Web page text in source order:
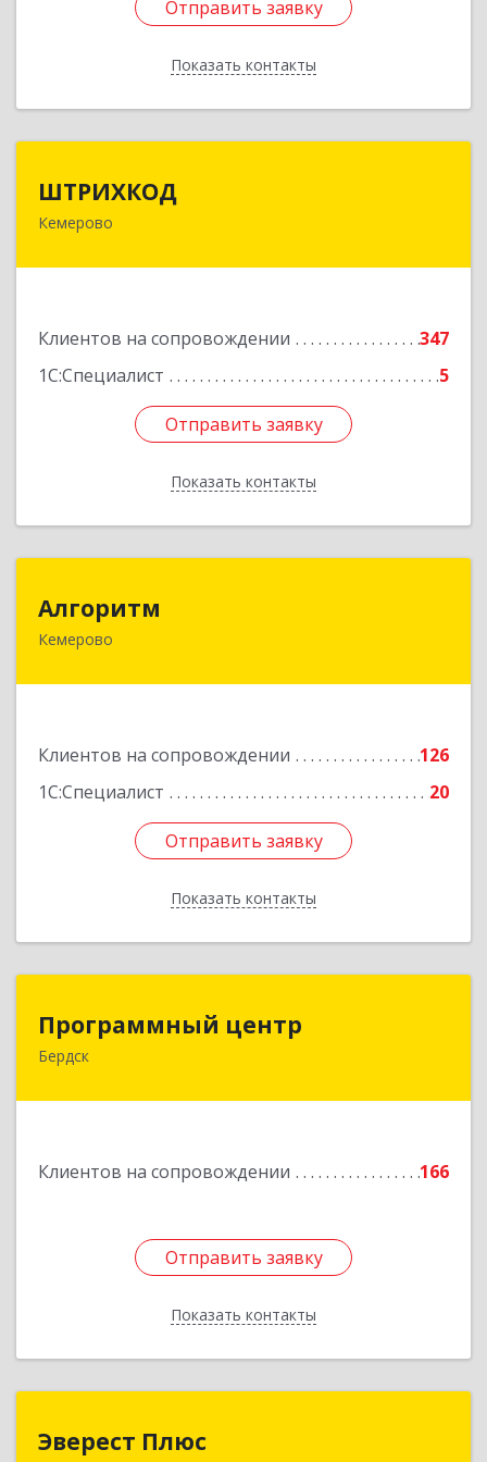
Отправить заявку
Показать контакты
Отправить заявку
Назад
ШТРИХКОД
Кемерово
Клиентов на сопровождении
347
1С:Специалист
5
Отправить заявку
Показать контакты
650043, Кемеровская область - Кузбасс обл,
Отправить заявку
Назад
Алгоритм
Кемерово
Клиентов на сопровождении
126
1С:Специалист
20
Отправить заявку
Показать контакты
Отправить заявку
Назад
Программный центр
Бердск
Клиентов на сопровождении 166
Отправить заявку
Показать контакты
Программный центр
Отправить заявку
Назад
Эверест Плюс